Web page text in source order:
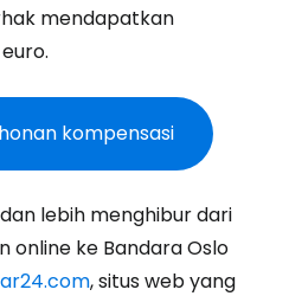
mendapatkan
kompensasi
lebih menghibur dari
online ke Bandara Oslo
, situs web yang